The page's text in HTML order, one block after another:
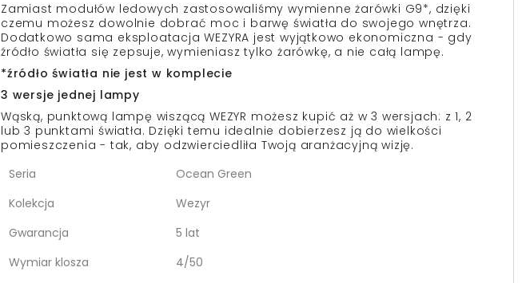
Zamiast modułów ledowych zastosowaliśmy wymienne żarówki G9*, dzięki
czemu możesz dowolnie dobrać moc i barwę światła do swojego wnętrza.
Dodatkowo sama eksploatacja WEZYRA jest wyjątkowo ekonomiczna - gdy
źródło światła się zepsuje, wymieniasz tylko żarówkę, a nie całą lampę.
*źródło światła nie jest w komplecie
3 wersje jednej lampy
Wąską, punktową lampę wiszącą WEZYR możesz kupić aż w 3 wersjach: z 1, 2
lub 3 punktami światła. Dzięki temu idealnie dobierzesz ją do wielkości
pomieszczenia - tak, aby odzwierciedliła Twoją aranżacyjną wizję.
Seria
Ocean Green
Kolekcja
Wezyr
Gwarancja
5 lat
Wymiar klosza
4/50